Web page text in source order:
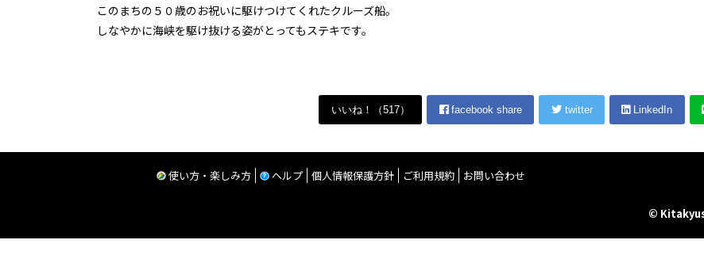
このまちの５０歳のお祝いに駆けつけてくれたクルーズ船。
しなやかに海峡を駆け抜ける姿がとってもステキです。
いいね！（517） facebook share twitter LinkedIn
使い方・楽しみ方 ヘルプ 個人情報保護方針 ご利用規約 お問い合わせ
©